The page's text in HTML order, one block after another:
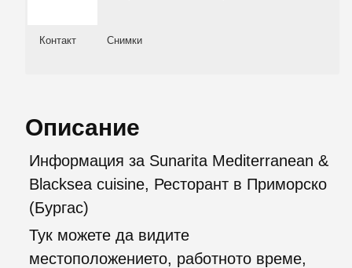
Контакт Снимки
Описание
Информация за Sunarita Mediterranean &
Blacksea cuisine, Ресторант в Приморско
(Бургас)
Тук можете да видите
местоположението, работното време,